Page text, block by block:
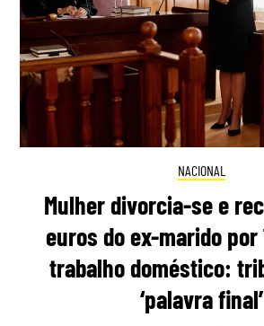
NACIONAL
Mulher divorcia-se e
euros do ex-marido por
trabalho doméstico:
‘palavra final’